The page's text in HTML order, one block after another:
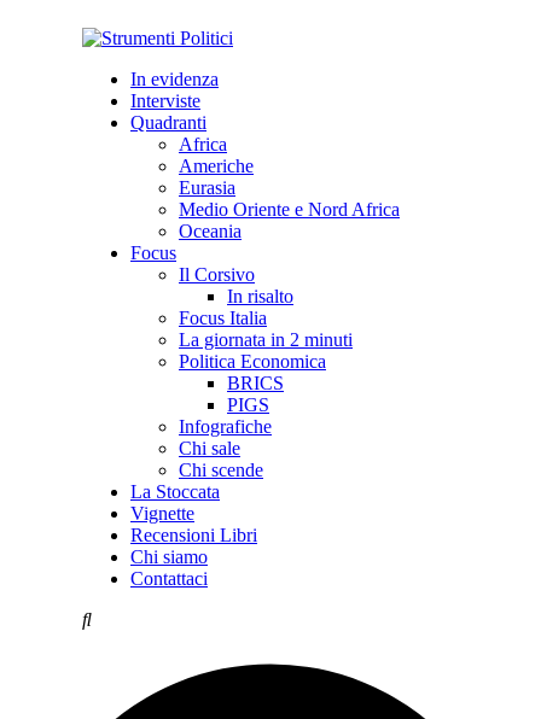
In evidenza
Interviste
Quadranti
Africa
Americhe
Eurasia
Medio Oriente e Nord Africa
Oceania
Focus
Il Corsivo
In risalto
Focus Italia
La giornata in 2 minuti
Politica Economica
BRICS
PIGS
Infografiche
Chi sale
Chi scende
La Stoccata
Vignette
Recensioni Libri
Chi siamo
Contattaci